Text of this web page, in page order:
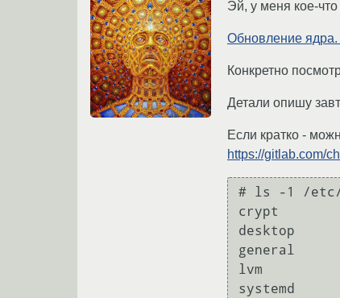
Эй, у меня кое-
Обновление
Конкретно
Детали опишу
Если кратко -
https://gitlab.com/
# ls -1 /etc/
crypt
desktop
general
lvm